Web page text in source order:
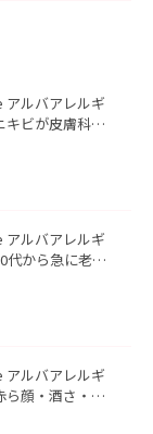
アルバアレルギ
キビが皮膚科で
アルバアレルギ
代から急に老け
アルバアレルギ
ら顔・酒さ・ニ